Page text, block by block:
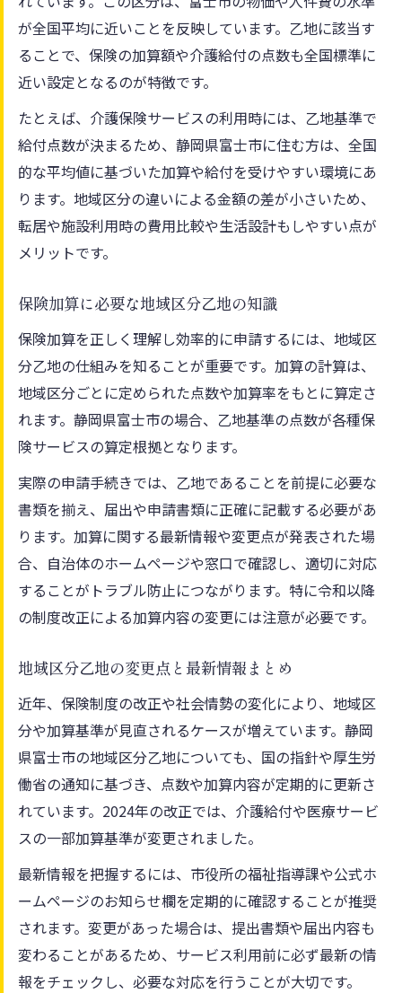
が全国平均に近いことを反映しています。乙地に該当す
ることで、保険の加算額や介護給付の点数も全国標準に
近い設定となるのが特徴です。
たとえば、介護保険サービスの利用時には、乙地基準で
給付点数が決まるため、静岡県富士市に住む方は、全国
的な平均値に基づいた加算や給付を受けやすい環境にあ
ります。地域区分の違いによる金額の差が小さいため、
転居や施設利用時の費用比較や生活設計もしやすい点が
メリットです。
保険加算に必要な地域区分乙地の知識
保険加算を正しく理解し効率的に申請するには、地域区
分乙地の仕組みを知ることが重要です。加算の計算は、
地域区分ごとに定められた点数や加算率をもとに算定さ
れます。静岡県富士市の場合、乙地基準の点数が各種保
険サービスの算定根拠となります。
実際の申請手続きでは、乙地であることを前提に必要な
書類を揃え、届出や申請書類に正確に記載する必要があ
ります。加算に関する最新情報や変更点が発表された場
合、自治体のホームページや窓口で確認し、適切に対応
することがトラブル防止につながります。特に令和以降
の制度改正による加算内容の変更には注意が必要です。
地域区分乙地の変更点と最新情報まとめ
近年、保険制度の改正や社会情勢の変化により、地域区
分や加算基準が見直されるケースが増えています。静岡
県富士市の地域区分乙地についても、国の指針や厚生労
働省の通知に基づき、点数や加算内容が定期的に更新さ
れています。2024年の改正では、介護給付や医療サービ
スの一部加算基準が変更されました。
最新情報を把握するには、市役所の福祉指導課や公式ホ
ームページのお知らせ欄を定期的に確認することが推奨
されます。変更があった場合は、提出書類や届出内容も
変わることがあるため、サービス利用前に必ず最新の情
報をチェックし、必要な対応を行うことが大切です。